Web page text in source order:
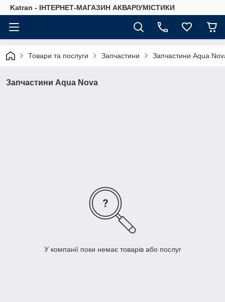
Katran - ІНТЕРНЕТ-МАГАЗИН АКВАРІУМІСТИКИ
Товари та послуги Запчастини Запчастини Aqua
Запчастини Aqua Nova
У компанії поки немає товарів або послуг